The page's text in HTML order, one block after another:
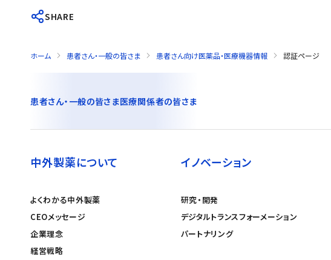
SHARE
ホーム 患者さん・一般の皆さま 患者さん向け医薬品・医療機器情報 認証ページ
患者さん・一般の皆さま医療関係者の皆さま
中外製薬について
よくわかる中外製薬
CEOメッセージ
企業理念
経営戦略
イノベーション
研究・開発
デジタルトランスフォーメーション
パートナリング